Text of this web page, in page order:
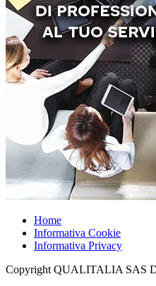
Home
Informativa Cookie
Informativa Privacy
Copyright QUALITALIA SAS